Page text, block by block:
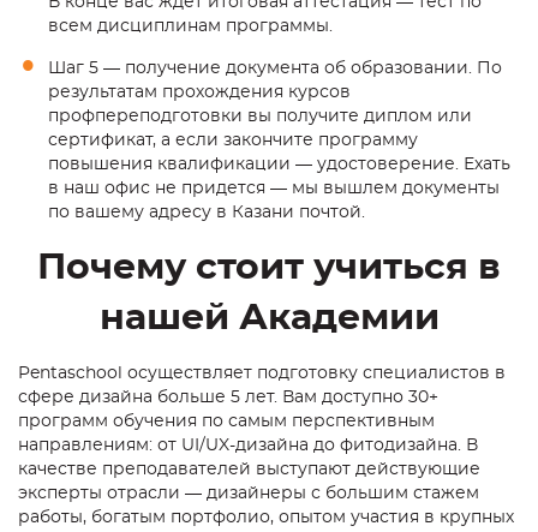
всем дисциплинам программы.
Шаг 5 — получение документа об образовании. По
результатам прохождения курсов
профпереподготовки вы получите диплом или
сертификат, а если закончите программу
повышения квалификации — удостоверение. Ехать
в наш офис не придется — мы вышлем документы
по вашему адресу в Казани почтой.
Почему стоит учиться в
нашей Академии
Pentaschool осуществляет подготовку специалистов в
сфере дизайна больше 5 лет. Вам доступно 30+
программ обучения по самым перспективным
направлениям: от UI/UX-дизайна до фитодизайна. В
качестве преподавателей выступают действующие
эксперты отрасли — дизайнеры с большим стажем
работы, богатым портфолио, опытом участия в крупных